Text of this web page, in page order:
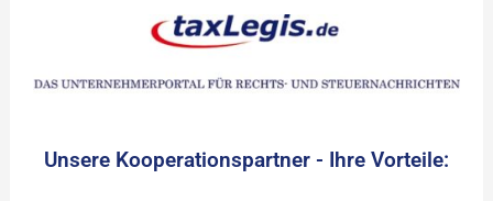
Unsere Kooperationspartner - Ihre Vorteile: